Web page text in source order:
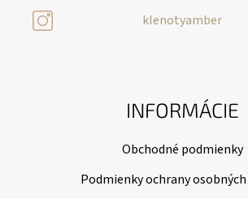
klenotyamber
INFORMÁCIE
Obchodné podmienky
Podmienky ochrany